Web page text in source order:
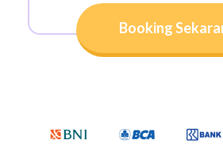
Booking